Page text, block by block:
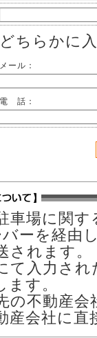
どちらかに
メール：
電 話：
車場に関
ーを経由
されます。
て入力さ
す。
の不動産
産会社に